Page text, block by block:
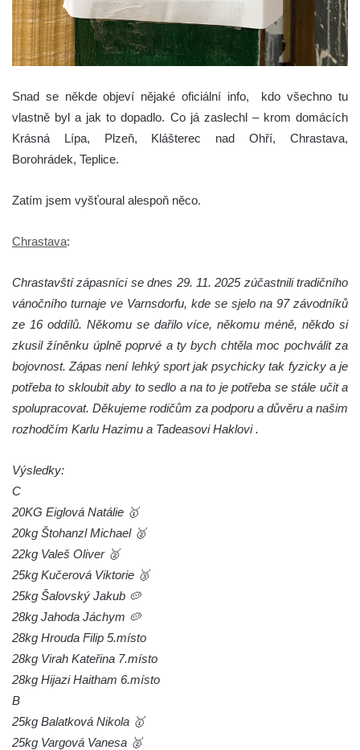
Snad se někde objeví nějaké oficiální info, kdo všechno tu
vlastně byl a jak to dopadlo. Co já zaslechl – krom domácích
Krásná Lípa, Plzeň, Klášterec nad Ohří, Chrastava,
Borohrádek, Teplice.
Zatím jsem vyšťoural alespoň něco.
Chrastava:
Chrastavští zápasníci se dnes 29. 11. 2025 zúčastnili tradičního
vánočního turnaje ve Varnsdorfu, kde se sjelo na 97 závodníků
ze 16 oddílů. Někomu se dařilo více, někomu méně, někdo si
zkusil žíněnku úplně poprvé a ty bych chtěla moc pochválit za
bojovnost. Zápas není lehký sport jak psychicky tak fyzicky a je
potřeba to skloubit aby to sedlo a na to je potřeba se stále učit a
spolupracovat. Děkujeme rodičům za podporu a důvěru a našim
rozhodčím Karlu Hazimu a Tadeasovi Haklovi .
Výsledky:
C
20KG Eiglová Natálie 🥇
20kg Štohanzl Michael 🥈
22kg Valeš Oliver 🥈
25kg Kučerová Viktorie 🥉
25kg Šalovský Jakub 🥔
28kg Jahoda Jáchym 🥔
28kg Hrouda Filip 5.místo
28kg Virah Kateřina 7.místo
28kg Hijazi Haitham 6.místo
B
25kg Balatková Nikola 🥇
25kg Vargová Vanesa 🥈